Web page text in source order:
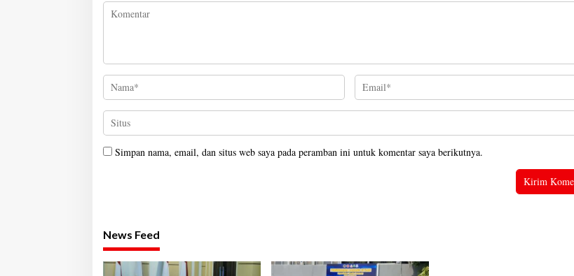
Simpan nama, email, dan situs web saya pada peramban ini untuk komentar saya berikutnya.
News Feed